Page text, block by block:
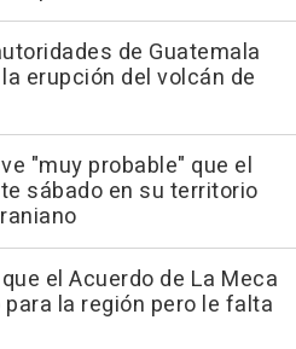
de Guatemala
erupción del volcán de
"muy probable" que el
sábado en su territorio
el Acuerdo de La Meca
la región pero le falta